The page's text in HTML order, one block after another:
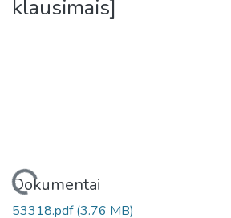
klausimais]
Įkeliama...
Dokumentai
53318.pdf(3.76 MB)